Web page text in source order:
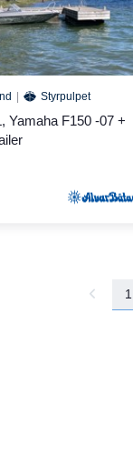
Styrpulpet
Yamaha F150 -07 +
1